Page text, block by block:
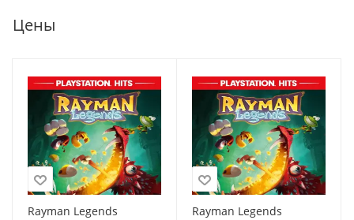
Цены
Rayman Legends Rayman Legends